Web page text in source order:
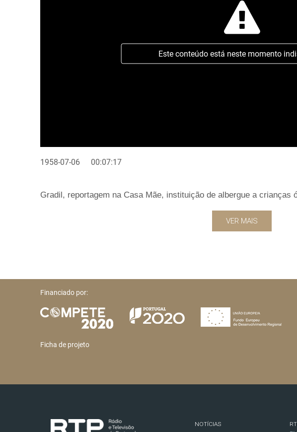
Este conteúdo está neste momento
1958-07-06 00:07:17
Gradil, reportagem na Casa Mãe, instituição de albergue a crianças
VER MAIS
Financiado por:
Ficha de projeto
NOTÍCIAS